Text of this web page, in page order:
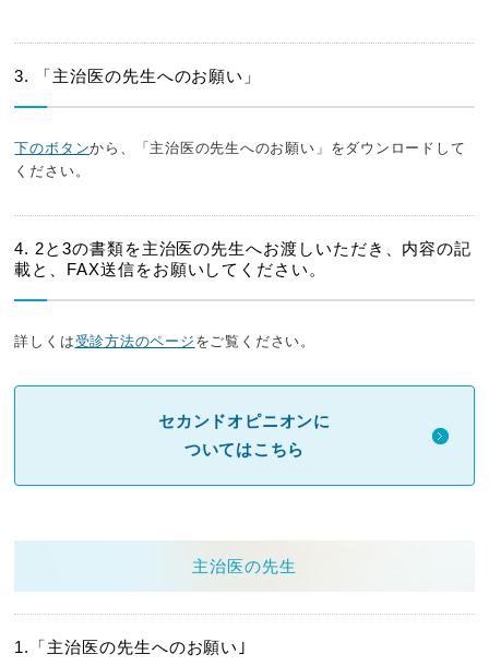
3. 「主治医の先生へのお願い」
下のボタンから、「主治医の先生へのお願い」をダウンロードして
ください。
4. 2と3の書類を主治医の先生へお渡しいただき、内容の記
載と、FAX送信をお願いしてください。
詳しくは受診方法のページ をご覧ください。
セカンドオピニオンに
ついてはこちら
主治医の先生
1.「主治医の先生へのお願い｣